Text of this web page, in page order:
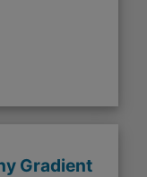
Gradient